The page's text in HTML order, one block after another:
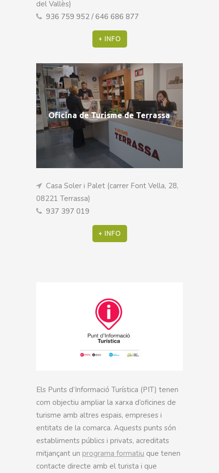
del Vallès)
936 759 952 / 646 686 877
+ INFO
Oficina de Turisme de Terrassa
Casa Soler i Palet (carrer Font Vella, 28,
08221 Terrassa)
937 397 019
+ INFO
Els Punts d’Informació Turística (PIT) tenen
com objectiu ampliar la xarxa d’oficines de
turisme amb altres espais, empreses i
entitats de la comarca. Aquests punts són
establiments públics i privats, acreditats
mitjançant un programa formatiu que tenen
contacte directe amb el turista i que